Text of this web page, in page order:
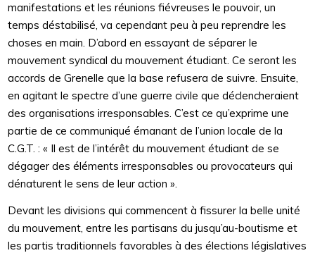
manifestations et les réunions fiévreuses le pouvoir, un
temps déstabilisé, va cependant peu à peu reprendre les
choses en main. D’abord en essayant de séparer le
mouvement syndical du mouvement étudiant. Ce seront les
accords de Grenelle que la base refusera de suivre. Ensuite,
en agitant le spectre d’une guerre civile que déclencheraient
des organisations irresponsables. C’est ce qu’exprime une
partie de ce communiqué émanant de l’union locale de la
C.G.T. : « Il est de l’intérêt du mouvement étudiant de se
dégager des éléments irresponsables ou provocateurs qui
dénaturent le sens de leur action ».
Devant les divisions qui commencent à fissurer la belle unité
du mouvement, entre les partisans du jusqu’au-boutisme et
les partis traditionnels favorables à des élections législatives